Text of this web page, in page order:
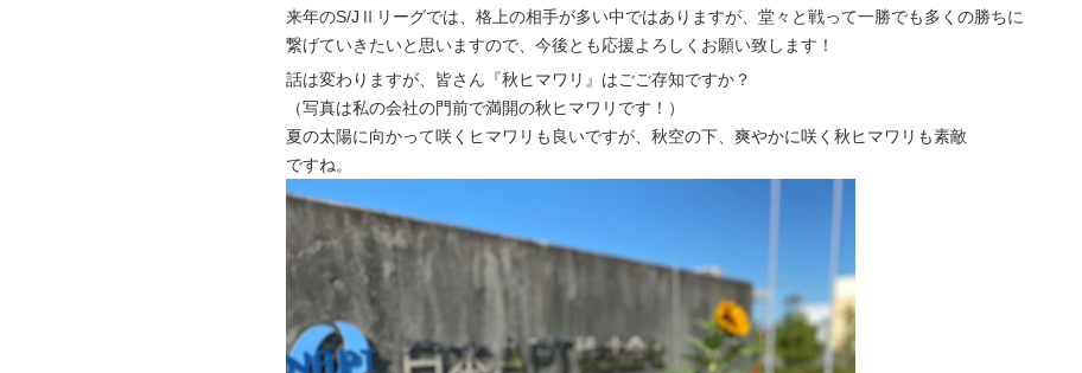
来年のS/JⅡリーグでは、格上の相手が多い中ではありますが、堂々と戦って一勝でも多くの勝ちに
繋げていきたいと思いますので、今後とも応援よろしくお願い致します！
話は変わりますが、皆さん『秋ヒマワリ』はごご存知ですか？
（写真は私の会社の門前で満開の秋ヒマワリです！）
夏の太陽に向かって咲くヒマワリも良いですが、秋空の下、爽やかに咲く秋ヒマワリも素敵
ですね。